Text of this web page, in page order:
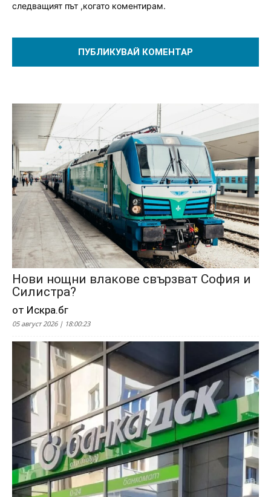
следващият път ,когато коментирам.
Нови нощни влакове свързват София и
Силистра?
от Искра.бг
05 август 2026 | 18:00:23